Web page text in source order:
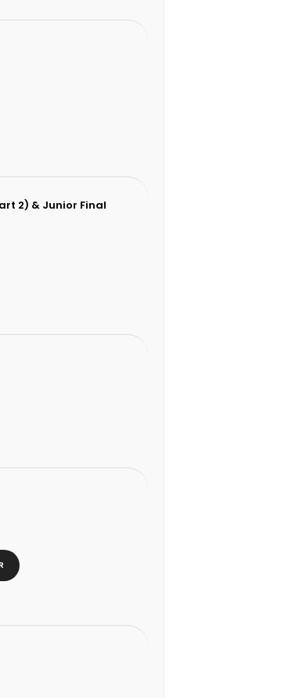
2) & Junior Final